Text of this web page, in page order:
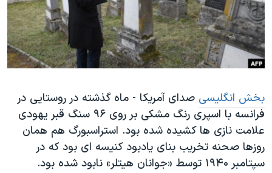
فرهنگ و زندگی
حقوق شهروندی
اقتصادی
اسرائیل در جنگ
گالری عکس
آرشیو پخش زنده
مستندها
انتخابات ریاست جمهوری آمریکا ۲۰۲۴
حمله جمهوری اسلامی به اسرائیل
ورزش زنان در ایران
اعتراضات زن، زندگی، آزادی
مجموعه مستندهای دادخواهی
تریبونال مردمی آبان ۹۸
دنبال کنید
زبانهای مختلف
بخش انگلیسی صدای آمریکا - ماه گذشته در روستایی در
فرانسه با اسپری رنگ مشکی بر روی ۹۶ سنگ قبر یهودی
علامت نازی ها کشیده شده بود. استراسبورگ هم همان
روزها صحنه تخریب بنای یادبود کنیسه ای بود که در
سپتامبر ۱۹۴۰ توسط «جوانان هیتلر» نابود شده بود.